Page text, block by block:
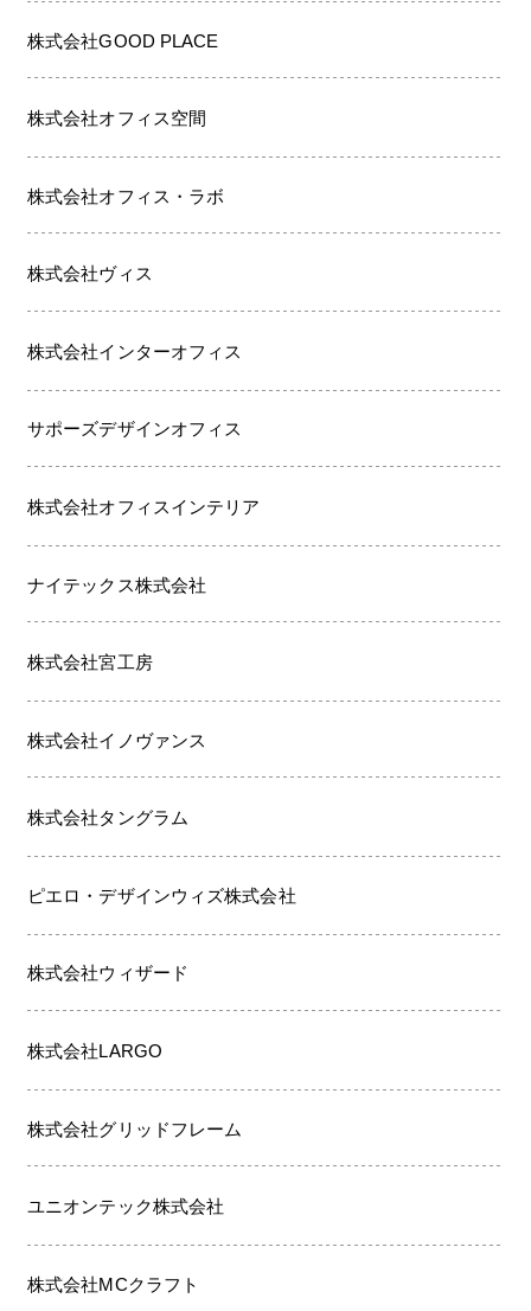
株式会社GOOD PLACE
株式会社オフィス空間
株式会社オフィス・ラボ
株式会社ヴィス
株式会社インターオフィス
サポーズデザインオフィス
株式会社オフィスインテリア
ナイテックス株式会社
株式会社宮工房
株式会社イノヴァンス
株式会社タングラム
ピエロ・デザインウィズ株式会社
株式会社ウィザード
株式会社LARGO
株式会社グリッドフレーム
ユニオンテック株式会社
株式会社MCクラフト